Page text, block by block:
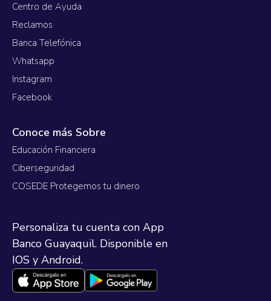
Centro de Ayuda
Reclamos
Banca Telefónica
Whatsapp
Instagram
Facebook
Conoce más Sobre
Educación Financiera
Ciberseguridad
COSEDE Protegemos tu dinero
Personaliza tu cuenta con App
Banco Guayaquil. Disponible en
IOS y Android.